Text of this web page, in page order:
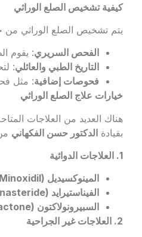
كيفية تشخيص الصلع الوراثي
يتم تشخيص الصلع الوراثي من
الفحص السريري: يقوم
التاريخ الطبي والعائلي:
فحوصات إضافية: مثل
خيارات علاج الصلع الوراثي
هناك العديد من العلاجات
بقيادة الدكتور حسن الفكهاني
1. العلاجات الدوائية
المينوكسيديل (Minoxidil
الفيناستيرايد (
السبيرونولاكتون (
2. العلاجات غير الجراحية